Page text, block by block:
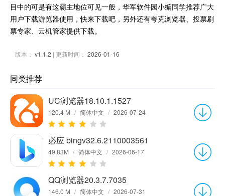
目中的可是有这霸主地位可见一般，华军软件园小编同学推荐广大
用户下载游览器使用，快来下载吧，另外还有夸克浏览器、投票刷
票专家、云机管家提供下载。
版本： v1.1.2 | 更新时间： 2026-01-16
同类推荐
UC浏览器18.10.1.1527
120.4 M / 简体中文 / 2026-07-24
必应 bingv32.6.2110003561
49.83M / 简体中文 / 2026-06-17
QQ浏览器20.3.7.7035
146.0 M / 简体中文 / 2026-07-31